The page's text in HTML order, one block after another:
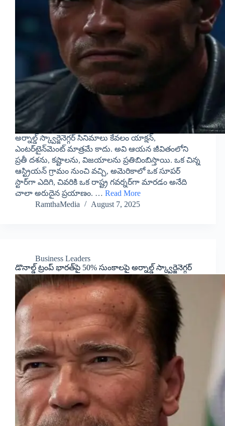
అర్నాల్డ్ స్క్వార్జెనెగ్గర్ సినిమాలు కేవలం యాక్షన్,
ఎంటర్‌టైన్‌మెంట్ మాత్రమే కాదు. అవి ఆయన జీవితంలోని
ప్రతీ దశను, కష్టాలను, విజయాలను ప్రతిబింబిస్తాయి. ఒక చిన్న
ఆస్ట్రియన్ గ్రామం నుంచి వచ్చి, అమెరికాలో ఒక సూపర్
స్టార్‌గా ఎదిగి, చివరికి ఒక రాష్ట్ర గవర్నర్‌గా మారడం అనేది
చాలా అరుదైన ప్రయాణం. … Read More
RamthaMedia
August 7, 2025
Business Leaders
డొనాల్డ్ ట్రంప్ భారత్‌పై 50% సుంకాలపై అర్నాల్డ్ స్క్వార్జెనెగ్గర్